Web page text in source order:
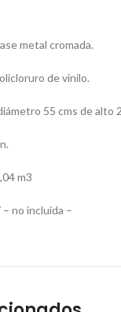
metal cromada.
de vinilo.
55 cms de alto
m3
no incluida –